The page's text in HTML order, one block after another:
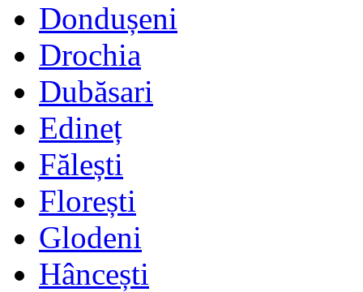
Dondușeni
Drochia
Dubăsari
Edineț
Fălești
Florești
Glodeni
Hâncești